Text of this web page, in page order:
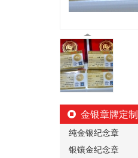
金银章牌定制
纯金银纪念章
银镶金纪念章